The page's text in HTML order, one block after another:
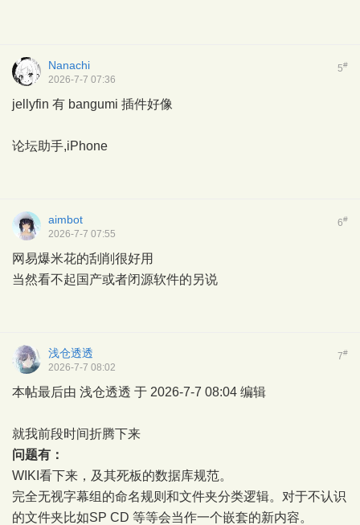
5#
Nanachi
2026-7-7 07:36
jellyfin 有 bangumi 插件好像
论坛助手,iPhone
6#
aimbot
2026-7-7 07:55
网易爆米花的刮削很好用
当然看不起国产或者闭源软件的另说
7#
浅仓透透
2026-7-7 08:02
本帖最后由 浅仓透透 于 2026-7-7 08:04 编辑
就我前段时间折腾下来
问题有：
WIKI看下来，及其死板的数据库规范。
完全无视字幕组的命名规则和文件夹分类逻辑。对于不认识
的文件夹比如SP CD 等等会当作一个嵌套的新内容。